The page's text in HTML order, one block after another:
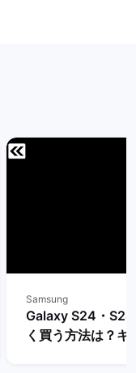
Samsung
Galaxy S24・
く買う方法は？キ